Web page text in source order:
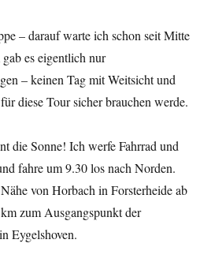
– darauf warte ich schon seit Mitte
es eigentlich nur
– keinen Tag mit Weitsicht und
diese Tour sicher brauchen werde.
die Sonne! Ich werfe Fahrrad und
fahre um 9.30 los nach Norden.
von Horbach in Forsterheide ab
zum Ausgangspunkt der
Eygelshoven.